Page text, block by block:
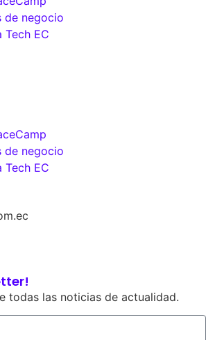
de negocio
Tech EC
de negocio
Tech EC
todas las noticias de actualidad.